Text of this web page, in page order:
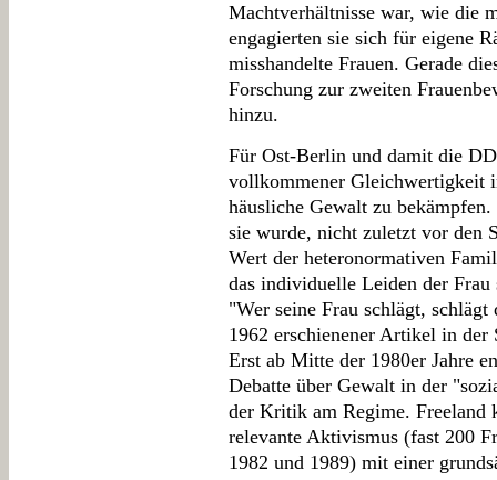
Machtverhältnisse war, wie die
engagierten sie sich für eigene
misshandelte Frauen. Gerade
Forschung zur zweiten
hinzu.
Für Ost-Berlin und damit die
vollkommener Gleichwertigkeit
häusliche Gewalt zu
sie wurde, nicht zuletzt vor den
Wert der heteronormativen
das individuelle Leiden der
"Wer seine Frau schlägt,
1962 erschienener Artikel in
Erst ab Mitte der 1980er Jahre
Debatte über Gewalt in der
der Kritik am Regime. Freeland
relevante Aktivismus (fast 200
1982 und 1989) mit einer